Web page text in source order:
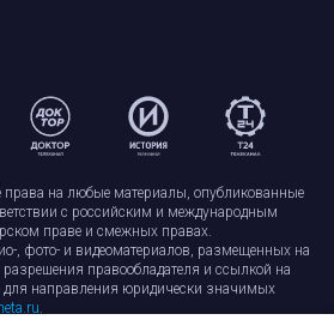
на любые материалы, опубликованные
с российским и международным
праве и смежных правах.
, фото- и видеоматериалов, размещенных на
разрешения правообладателя и ссылкой на
для направления юридически значимых
.